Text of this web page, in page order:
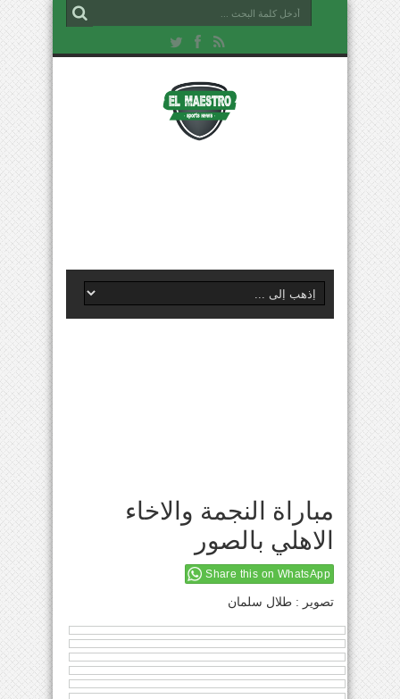
مباراة النجمة والاخاء
الاهلي بالصور
Share this on WhatsApp
تصوير : طلال سلمان